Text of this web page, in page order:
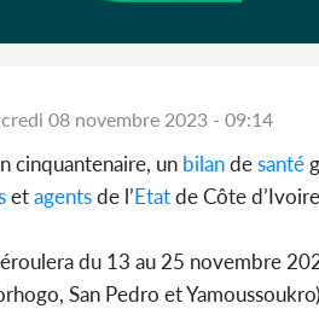
08 novembre 2023 - 09:14
cinquantenaire, un bilandesanté
etagentsde l’Etatde Côte
du 13 au 25 novembre
San Pedro et